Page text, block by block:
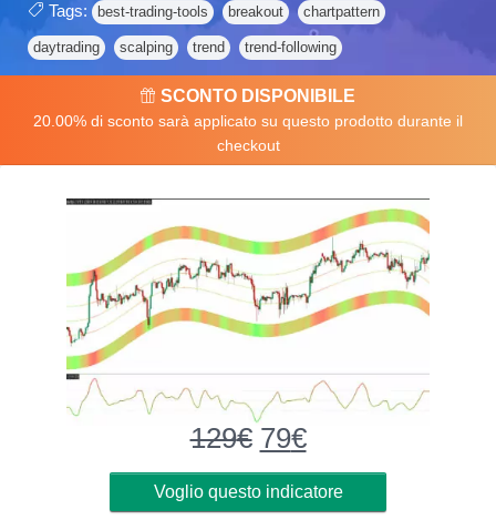
Tags: best-trading-tools breakout chartpattern
daytrading scalping trend trend-following
SCONTO DISPONIBILE
20.00% di sconto sarà applicato su questo prodotto durante il
checkout
129€ Original
price
was:
129€.
79€Current
price
is:
79€.
Voglio questo indicatore